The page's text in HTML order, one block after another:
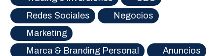
Redes Sociales
Negocios
Marketing
Marca & Branding Personal
Anuncios